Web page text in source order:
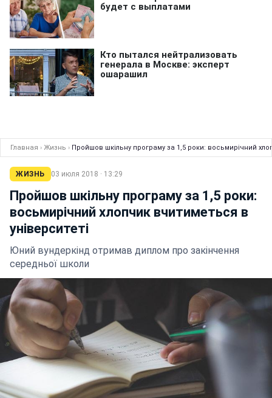
Главная › Жизнь › Пройшов шкільну програму за 1,5 роки: восьмирічний
ЖИЗНЬ 03 июля 2018 · 13:29
Пройшов шкільну програму за 1,5 роки:
восьмирічний хлопчик вчитиметься в
університеті
Юний вундеркінд отримав диплом про закінчення
середньої школи